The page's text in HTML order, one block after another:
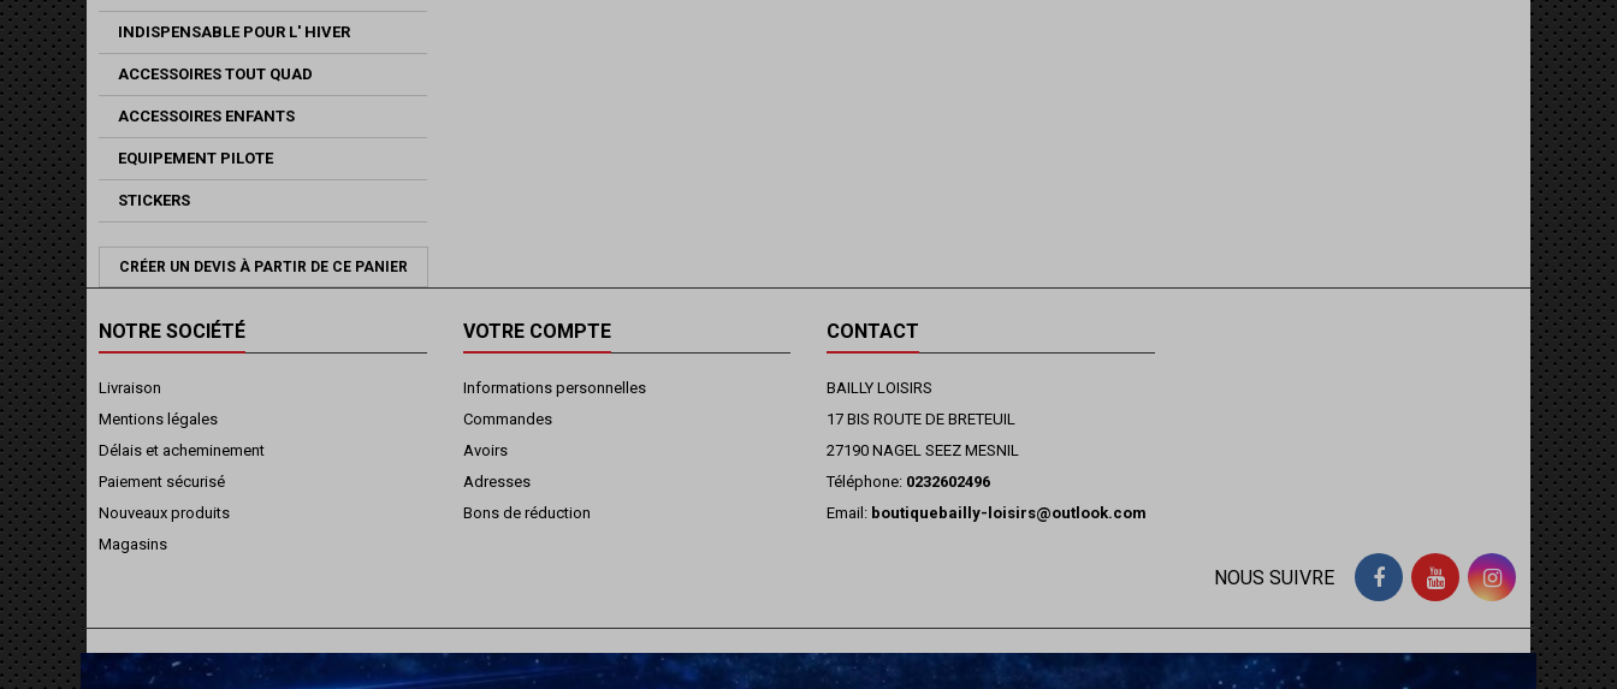
INDISPENSABLE POUR L' HIVER
ACCESSOIRES TOUT QUAD
ACCESSOIRES ENFANTS
EQUIPEMENT PILOTE
STICKERS
CRÉER UN DEVIS À PARTIR DE CE PANIER
NOTRE SOCIÉTÉ
Livraison
Mentions légales
Délais et acheminement
Paiement sécurisé
Nouveaux produits
Magasins
VOTRE COMPTE
Informations personnelles
Commandes
Avoirs
Adresses
Bons de réduction
CONTACT
BAILLY LOISIRS
17 BIS ROUTE DE BRETEUIL
27190 NAGEL SEEZ MESNIL
Téléphone: 0232602496
Email: boutiquebailly-loisirs@outlook.com
NOUS SUIVRE